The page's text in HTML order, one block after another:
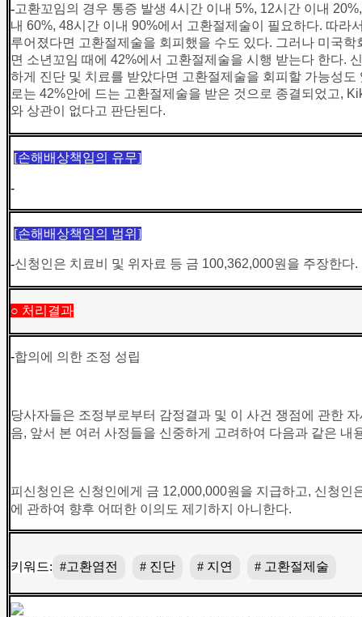
-고환꼬임의 경우 통증 발생 4시간 이내 5%, 12시간 이내
내 60%, 48시간 이내 90%에서 고환절제술이 필요하다. 따라
루어졌다면 고환절제술을 회피했을 수도 있다. 그러나 미국학
면 소년꼬임 때에 42%에서 고환절제술을 시행 받는다 한다.
하게 진단 및 치료를 받았다면 고환절제술을 회피할 가능성도
로는 42%안에 드는 고환절제술을 받은 것으로 종결되었고,
와 상관이 없다고 판단된다.
[손해배상책임의 유무]
-
[손해배상책임의 범위]
-신청인은 치료비 및 위자료 등 금 100,362,000원을 주장한다.
○ 처리결과
-합의에 의한 조정 성립
당사자들은 조정부로부터 감정결과 및 이 사건 쟁점에 관한
음, 앞서 본 여러 사정들을 신중하게 고려하여 다음과 같은 내
피신청인은 신청인에게 금 12,000,000원을 지급하고, 신청인
에 관하여 향후 어떠한 이의도 제기하지 아니한다.
키워드: #고환염전 # 진단 # 지연 # 고환절제술